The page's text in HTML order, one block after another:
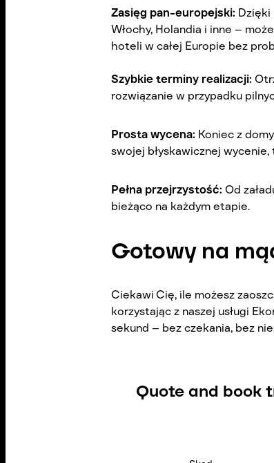
Zasięg pan-europejski: Dzięki
Włochy, Holandia i inne –
hoteli w całej Europie bez
Szybkie terminy realizacji:
rozwiązanie w przypadku
Prosta wycena: Koniec z
swojej błyskawicznej wycenie,
Pełna przejrzystość:Od
bieżąco na każdym etapie.
Gotowy na
Ciekawi Cię, ile możesz
korzystając z naszej usługi
sekund – bez czekania, bez
Quote and book